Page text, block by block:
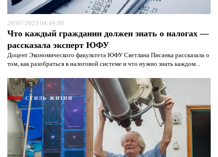
26/07/2023 04:49:00
Что каждый гражданин должен знать о налогах —
рассказала эксперт ЮФУ
Доцент Экономического факультета ЮФУ Светлана Писанка рассказала о
том, как разобраться в налоговой системе и что нужно знать каждом...
СТИЛЬ ЖИЗНИ
Я согласен с
политикой конфиденциальности и
защиты информации*
Я согласен с
политикой конфиденциальности и
защиты информации*